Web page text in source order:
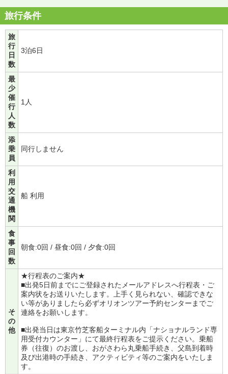
旅行条件
旅
行
日
数
3泊6日
最
少
催
行
人
数
1人
添
乗
員
同行しません
利
用
交
通
機
関
船 利用
食
事
回
数
朝食:0回 / 昼食:0回 / 夕食:0回
そ
の
他
★行程表のご案内★
■出発5日前までにご登録されたメールアドレスへ行程表・ご
案内状をお送りいたします。上手く見られない、確認できな
い等がありましたら必ずオリオンツアー予約センターまでご
連絡をお願いします。
■出発当日は東京竹芝客船ターミナル内「ナショナルランド専
用受付カウンター」にて最終行程表をご提示ください。乗船
券（往復）のお渡し、おがさわら丸乗船手続き、父島到着時
及び出港時の手続き、アクティビティ等のご案内をいたしま
す。